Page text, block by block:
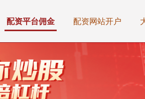
配资平台佣金 配资网站开户